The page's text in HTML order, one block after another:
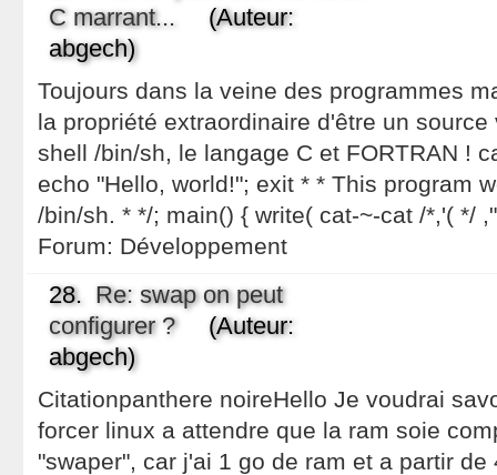
C marrant... (Auteur:
abgech)
Toujours dans la veine des programmes
la propriété extraordinaire d'être un
shell /bin/sh, le langage C et FORTRAN !
echo "Hello, world!"; exit * * This program
/bin/sh. * */; main() { write( cat-~-cat /*,'( */
Forum: Développement
28. Re: swap on peut
configurer ?(Auteur:
abgech)
Citationpanthere noireHello Je voudrai
forcer linux a attendre que la ram soie
"swaper", car j'ai 1 go de ram et a partir